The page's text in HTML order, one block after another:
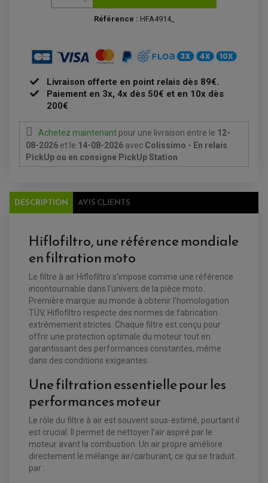
BAGAGERIE
BAGAGERIE SOUPLE
SUPPORT TOP CASE
SUPPORT VALISE LATERAL
ÉCHAPPEMENT MOTO
SILENCIEUX / ÉCHAPPEMENT MOTO
ACCESSOIRE ÉCHAPPEMENT
ÉLECTRICITÉ
ACCESSOIRES ELECTRIQUE
BATTERIE
CHARGEUR BATTERIE
CLIGNOTANT MOTO
CLIGNOTANT TYPE ORIGINE
DÉMARREUR
ECLAIRAGE MOTO
FEUX ADDITIONNELS
POMPE A ESSENCE
REDRESSEUR / REGULATEUR
STATOR
ENTRETIEN MOTO
ATELIER, PADDOCK, STAND
ANTIPARASITE NGK
BOUGIE NGK
FILTRE A AIR
ÉCHAPEMENT SCOOTER
ÉCHAPPEMENT SCOOTER
ELECTRICITÉ
CLIGNOTANT TYPE ORIGINE
BATTERIE SCOOTER
CHARGEUR DE BATTERIE
REDRESSEUR / RÉGULATEUR
ECLAIRAGE SCOOTER
POMPE A ESSENCE
FREINAGE
ACCESSOIRE + VISSERIE FREINAGE
PLAQUETTE DE FREIN AVANT
MAÎTRE CYLINDRE
ACCESSOIRES QUAD
ACCESSOIRES ANODISES POUR QUAD
KIT DÉCO QUAD / SSV
KIT POIGNÉE DE GAZ QUAD
POIGNÉE QUAD
PONTETS / REHAUSSES DE GUIDON
REPOSE PIED QUAD
BAGAGERIE / TREUIL / ATTELAGE
COFFRE / TOP CASE QUAD
TREUIL ET ATTELAGE QUAD-SSV
ÉCHAPPEMENT QUAD
FILTRE A AIR BMC QUAD
FILTRE A AIR QUAD
FILTRE A HUILE QUAD
ÉQUIPEMENT ÉLECTRIQUE
ACCESSOIRES ÉLECTRIQUE ENDURO
PLAQUE PHARE
COMPTEUR D'HEURE
DÉMARREUR
KIT CHAÎNE
GUIDE CHAÎNE
PATIN DE BRAS OSCILLANT
ROULETTE DE CHAÎNE
PIÈCE MOTEUR
POMPE À EAU BOYESEN
KIT RÉPARATION CARBU
KIT RÉPARATION POMPE A EAU
PIPE D'ADMISSION
RADIATEUR
DURITE RADIATEUR
Référence : HFA4914_
Livraison offerte en point relais dès 89€.
Paiement en 3x, 4x dès 50€ et en 10x dès
200€
Achetez maintenant pour une livraison entre le 12-
08-2026 et le 14-08-2026 avec Colissimo - En relais
PickUp ou en consigne PickUp Station
DESCRIPTION AVIS CLIENTS
Hiflofiltro, une référence mondiale
en filtration moto
Le filtre à air Hiflofiltro s’impose comme une référence
incontournable dans l’univers de la pièce moto.
Première marque au monde à obtenir l’homologation
TÜV, Hiflofiltro respecte des normes de fabrication
extrêmement strictes. Chaque filtre est conçu pour
offrir une protection optimale du moteur tout en
garantissant des performances constantes, même
dans des conditions exigeantes.
Une filtration essentielle pour les
performances moteur
Le rôle du filtre à air est souvent sous-estimé, pourtant il
est crucial. Il permet de nettoyer l’air aspiré par le
moteur avant la combustion. Un air propre améliore
directement le mélange air/carburant, ce qui se traduit
par :